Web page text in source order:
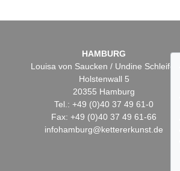
HAMBURG
Louisa von Saucken / Undine Schleifer
Holstenwall 5
20355 Hamburg
Tel.: +49 (0)40 37 49 61-0
Fax: +49 (0)40 37 49 61-66
infohamburg@kettererkunst.de